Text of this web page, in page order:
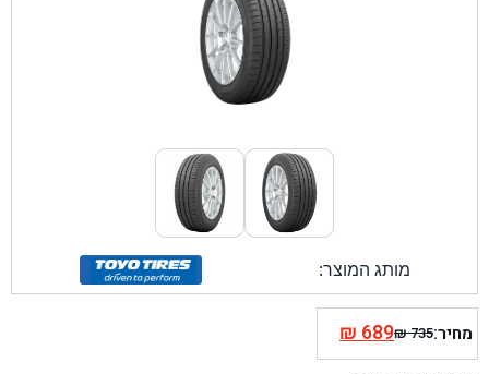
מותג המוצר:
מחיר: ₪735
המחיר
₪689המחיר